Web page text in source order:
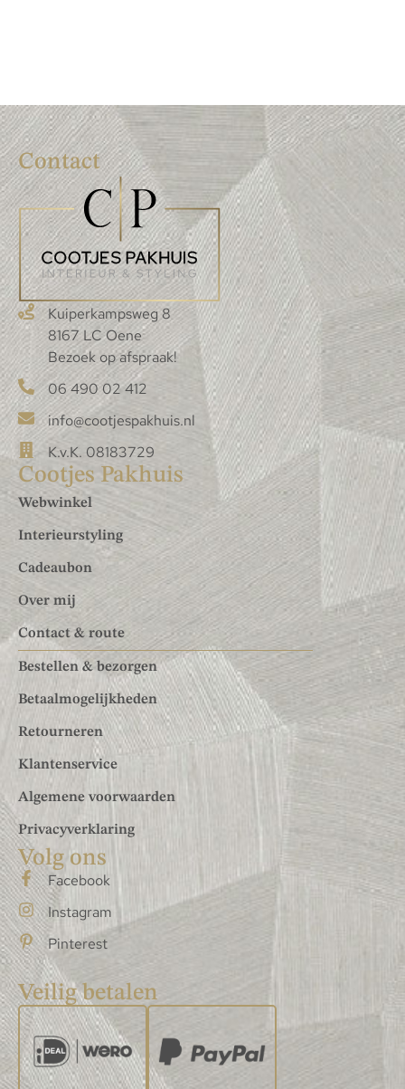
Contact
Kuiperkampsweg 8
8167 LC Oene
Bezoek op afspraak!
06 490 02 412
info@cootjespakhuis.nl
K.v.K. 08183729
Cootjes Pakhuis
Webwinkel
Interieurstyling
Cadeaubon
Over mij
Contact & route
Bestellen & bezorgen
Betaalmogelijkheden
Retourneren
Klantenservice
Algemene voorwaarden
Privacyverklaring
Volg ons
Facebook
Instagram
Pinterest
Veilig betalen